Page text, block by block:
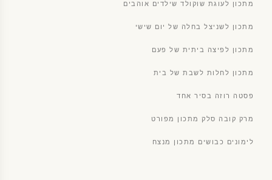
מתכון לעוגת שוקולד שילדים אוהבים
מתכון לשניצל בחלה של יום שישי
מתכון לפיצה ביתית של פעם
מתכון לחלות לשבת של בית
פסטה רוזה בסיר אחד
מרק קובה סלק מתכון מפורט
לימונים כבושים מתכון מנצח